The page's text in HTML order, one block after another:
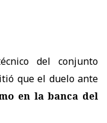
del conjunto
que el duelo ante
en la banca del